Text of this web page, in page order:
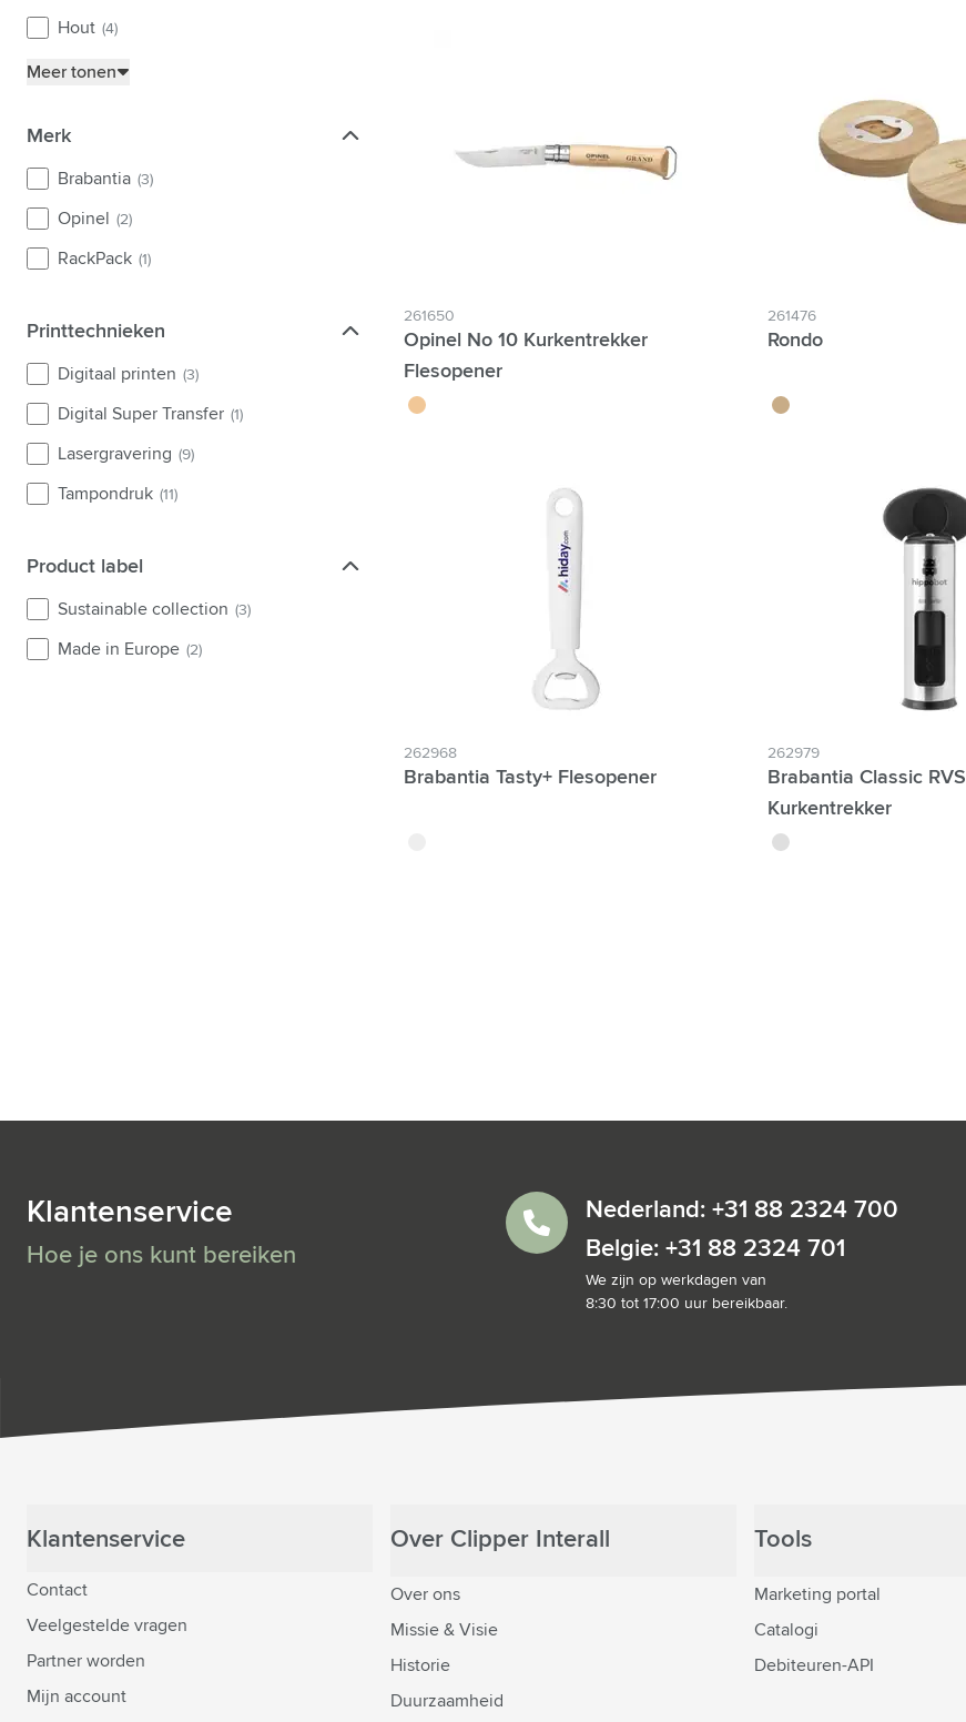
Hout (4)
Meer tonen
Merk
Merk
Brabantia (3)
Opinel (2)
RackPack (1)
Printtechnieken
Printtechnieken
Digitaal printen (3)
Digital Super Transfer (1)
Lasergravering (9)
Tampondruk (11)
Product label
Product label
Sustainable collection (3)
Made in Europe (2)
261650
Opinel No 10 Kurkentrekker
Flesopener
brun
261476
Rondo
brun bois
262968
Brabantia Tasty+ Flesopener
262979
Brabantia Classic RVS
Kurkentrekker
argenté
Klantenservice
Hoe je ons kunt bereiken
Nederland: +31 88 2324 700
Belgie: +31 88 2324 701
We zijn op werkdagen van
8:30 tot 17:00 uur bereikbaar.
Klantenservice
Contact
Veelgestelde vragen
Partner worden
Mijn account
Over Clipper Interall
Over ons
Missie & Visie
Historie
Duurzaamheid
Tools
Marketing portal
Catalogi
Debiteuren-API